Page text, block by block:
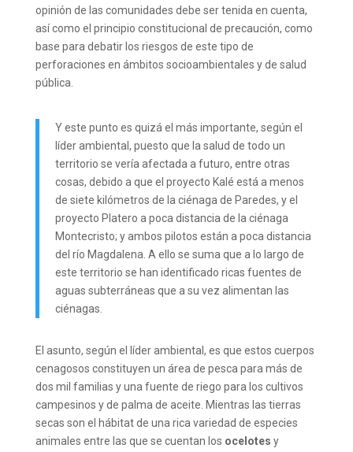
opinión de las comunidades debe ser tenida en cuenta,
así como el principio constitucional de precaución, como
base para debatir los riesgos de este tipo de
perforaciones en ámbitos socioambientales y de salud
pública.
Y este punto es quizá el más importante, según el
líder ambiental, puesto que la salud de todo un
territorio se vería afectada a futuro, entre otras
cosas, debido a que el proyecto Kalé está a menos
de siete kilómetros de la ciénaga de Paredes, y el
proyecto Platero a poca distancia de la ciénaga
Montecristo; y ambos pilotos están a poca distancia
del río Magdalena. A ello se suma que a lo largo de
este territorio se han identificado ricas fuentes de
aguas subterráneas que a su vez alimentan las
ciénagas.
El asunto, según el líder ambiental, es que estos cuerpos
cenagosos constituyen un área de pesca para más de
dos mil familias y una fuente de riego para los cultivos
campesinos y de palma de aceite. Mientras las tierras
secas son el hábitat de una rica variedad de especies
animales entre las que se cuentan los ocelotes y